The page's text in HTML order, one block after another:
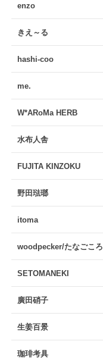
enzo
きえ～る
hashi-coo
me.
W*ARoMa HERB
水布人舎
FUJITA KINZOKU
野田琺瑯
itoma
woodpecker/たなごころ
SETOMANEKI
廣田硝子
生姜百景
珈琲考具